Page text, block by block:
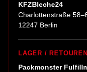
KFZBleche24
Charlottenstraße
12247 Berlin
LAGER / RETOUREN
Packmonster